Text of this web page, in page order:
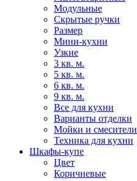
Модульные
Скрытые ручки
Размер
Мини-кухни
Узкие
3 кв. м.
5 кв. м.
6 кв. м.
9 кв. м.
Все для кухни
Варианты отделки
Мойки и смесители
Техника для кухни
Шкафы-купе
Цвет
Коричневые